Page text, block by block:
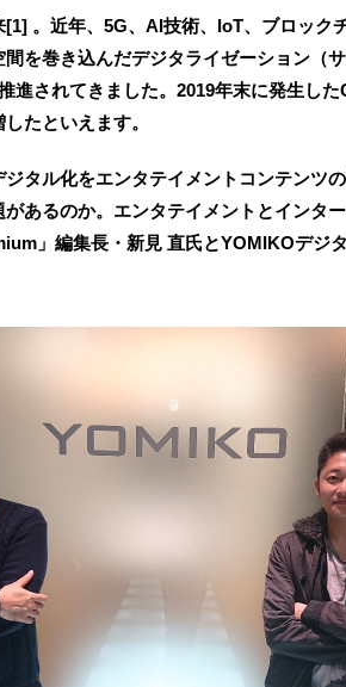
。近年、5G、AI技術、IoT、ブロック
を巻き込んだデジタライゼーション（
進されてきました。2019年末に発生し
たといえます。
ジタル化をエンタテイメントコンテンツ
あるのか。エンタテイメントとインタ
」編集長・新見 直氏とYOMIKOデジ